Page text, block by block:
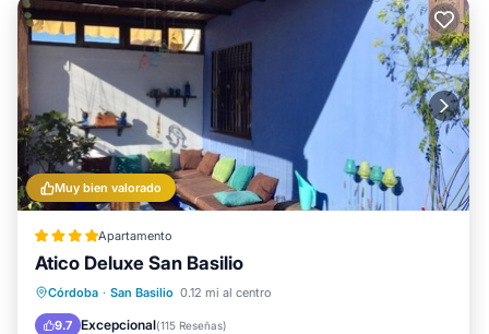
Muy bien valorado
Apartamento
Atico Deluxe San Basilio
Córdoba · San Basilio 0.12 mi al centro
9.7 Excepcional(115 Reseñas)
Estación de carga para vehículos eléctricos
Aparcamiento
Balcón/Terraza
Vistas